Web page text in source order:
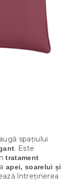
spațiului
. Este
tratament
apei, soarelui și
întreținerea